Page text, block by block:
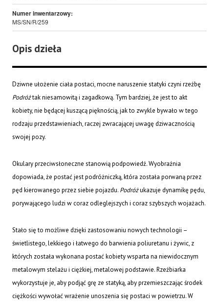
Numer inwentarzowy:
MS/SN/R/259
Opis dzieła
Dziwne ułożenie ciała postaci, mocne naruszenie statyki czyni rzeźbę
Podróżtak niesamowitą i zagadkową. Tym bardziej, że jest to akt
kobiety, nie będącej kuszącą pięknością, jak to zwykle bywało w tego
rodzaju przedstawieniach, raczej zwracającej uwagę dziwacznością
swojej pozy.
Okulary przeciwsłoneczne stanowią podpowiedź. Wyobraźnia
dopowiada, że postać jest podróżniczką, która została porwaną przez
pęd kierowanego przez siebie pojazdu. Podróżukazuje dynamikę pędu,
porywającego ludzi w coraz odleglejszych i coraz szybszych wojażach.
Stało się to możliwe dzięki zastosowaniu nowych technologii –
świetlistego, lekkiego i łatwego do barwienia poliuretanu i żywic, z
których została wykonana postać kobiety wsparta na niewidocznym
metalowym stelażu i ciężkiej, metalowej podstawie. Rzeźbiarka
wykorzystuje je, aby podjąć grę ze statyką, aby przemieszczając środek
ciężkości wywołać wrażenie unoszenia się postaci w powietrzu. W